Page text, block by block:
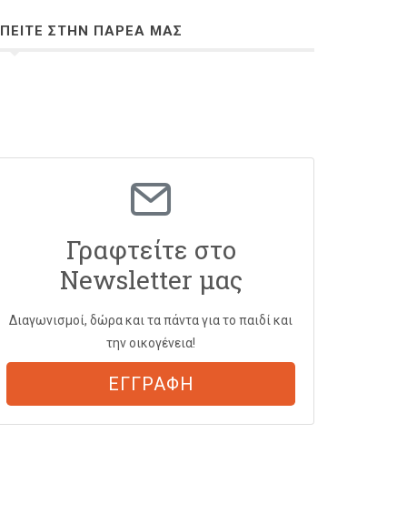
ΣΤΗΝ ΠΑΡΕΑ ΜΑΣ
Γραφτείτε στο
Newsletter μας
Διαγωνισμοί, δώρα και τα πάντα για το παιδί και
την οικογένεια!
ΕΓΓΡΑΦΗ